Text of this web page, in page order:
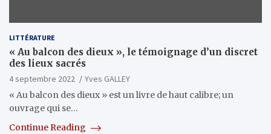
LITTÉRATURE
« Au balcon des dieux », le témoignage d’un discret
des lieux sacrés
4 septembre 2022
Yves GALLEY
« Au balcon des dieux » est un livre de haut calibre; un
ouvrage qui se…
Continue Reading